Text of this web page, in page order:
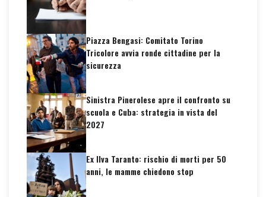
Piazza Bengasi: Comitato Torino
Tricolore avvia ronde cittadine per la
sicurezza
Sinistra Pinerolese apre il confronto su
scuola e Cuba: strategia in vista del
2027
Ex Ilva Taranto: rischio di morti per 50
anni, le mamme chiedono stop